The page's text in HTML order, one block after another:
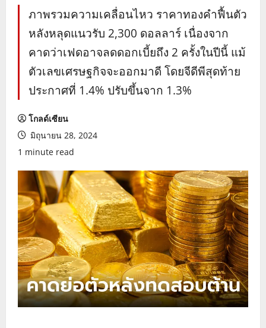
ภาพรวมความเคลื่อนไหว ราคาทองคำฟื้นตัว
หลังหลุดแนวรับ 2,300 ดอลลาร์ เนื่องจาก
คาดว่าเฟดอาจลดดอกเบี้ยถึง 2 ครั้งในปีนี้ แม้
ตัวเลขเศรษฐกิจจะออกมาดี โดยจีดีพีสุดท้าย
ประกาศที่ 1.4% ปรับขึ้นจาก 1.3%
โกลด์เซียน
มิถุนายน 28, 2024
1 minute read